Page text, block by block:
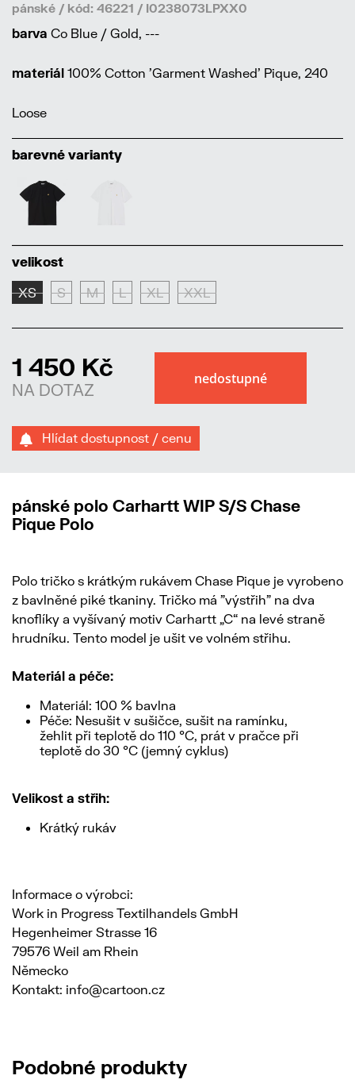
pánské / kód: 46221 / I0238073LPXX0
barva Co Blue / Gold, ---
materiál 100% Cotton 'Garment Washed' Pique, 240
Loose
barevné varianty
velikost
XS S M L XL XXL
1 450 Kč
NA DOTAZ
Hlídat dostupnost / cenu
pánské polo Carhartt WIP S/S Chase
Pique Polo
Polo tričko s krátkým rukávem Chase Pique je vyrobeno
z bavlněné piké tkaniny. Tričko má "výstřih" na dva
knoflíky a vyšívaný motiv Carhartt „C“ na levé straně
hrudníku. Tento model je ušit ve volném střihu.
Materiál a péče:
Materiál: 100 % bavlna
Péče: Nesušit v sušičce, sušit na ramínku,
žehlit při teplotě do 110 °C, prát v pračce při
teplotě do 30 °C (jemný cyklus)
Velikost a střih:
Krátký rukáv
Informace o výrobci:
Work in Progress Textilhandels GmbH
Hegenheimer Strasse 16
79576 Weil am Rhein
Německo
Kontakt: info@cartoon.cz
Podobné produkty